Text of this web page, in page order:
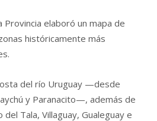
elaboró un mapa de
históricamente más
del río Uruguay —desde
y Paranacito—, además de
Tala, Villaguay, Gualeguay e